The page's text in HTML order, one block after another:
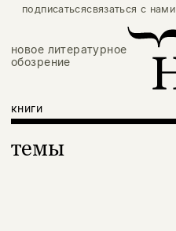
подписатьсясвязаться с нами
новое литературное
обозрение
книги
темы